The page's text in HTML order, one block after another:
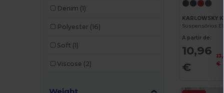
Karlowsky
Kimood (22)
Korntex
Larkwood (2)
Denim (1)
Polyester (16)
Soft (1)
Viscose (2)
KARLOWSKY
A partir de:
10,96
€
€